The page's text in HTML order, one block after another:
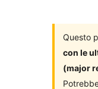
Questo
con le
(major